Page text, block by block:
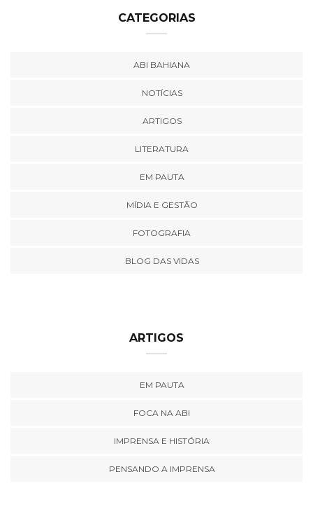
CATEGORIAS
ABI BAHIANA
NOTÍCIAS
ARTIGOS
LITERATURA
EM PAUTA
MÍDIA E GESTÃO
FOTOGRAFIA
BLOG DAS VIDAS
ARTIGOS
EM PAUTA
FOCA NA ABI
IMPRENSA E HISTÓRIA
PENSANDO A IMPRENSA